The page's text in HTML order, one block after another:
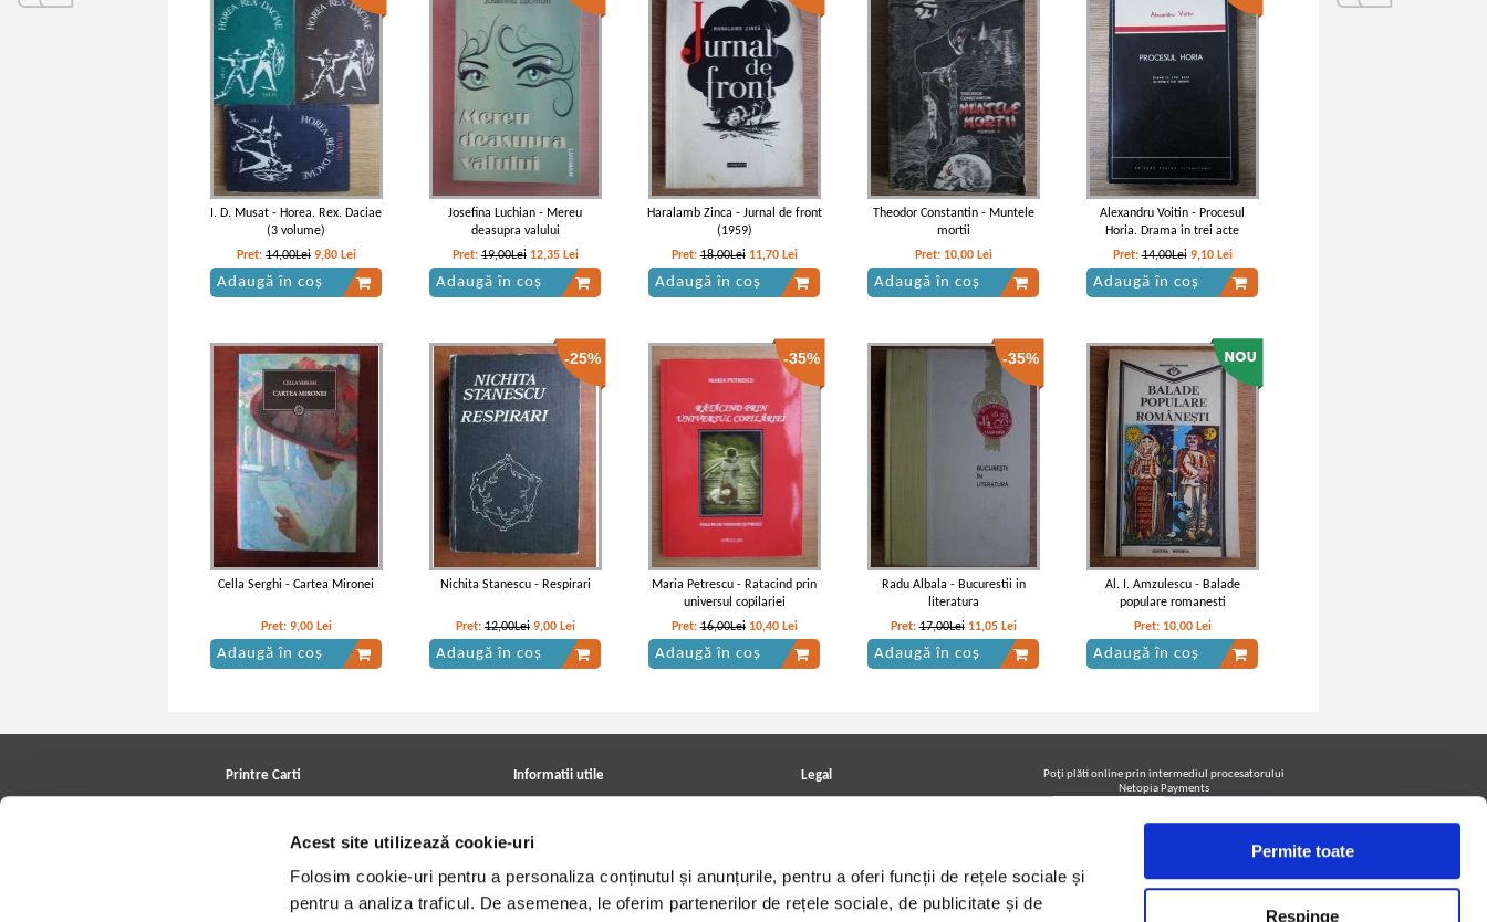
Acest site utilizează cookie-uri
Folosim cookie-uri pentru a personaliza conținutul și anunțurile, pentru a oferi funcții de rețele sociale și
pentru a analiza traficul. De asemenea, le oferim partenerilor de rețele sociale, de publicitate și de
Permite toate
Respinge
I. D. Musat - Horea. Rex. Daciae
(3 volume)
Pret: 14,00Lei 9,80 Lei
Adaugă în coș
Josefina Luchian - Mereu
deasupra valului
Pret:19,00Lei 12,35 Lei
Adaugă în coș
Haralamb Zinca - Jurnal de front
(1959)
Pret:18,00Lei 11,70 Lei
Adaugă în coș
Theodor Constantin - Muntele
mortii
Pret: 10,00 Lei
Adaugă în coș
Alexandru Voitin - Procesul
Horia. Drama in trei acte
Pret:14,00Lei 9,10 Lei
Adaugă în coș
Cella Serghi - Cartea Mironei
Pret: 9,00 Lei
Adaugă în coș
-25%
Nichita Stanescu - Respirari
Pret:12,00Lei 9,00 Lei
Adaugă în coș
-35%
Maria Petrescu - Ratacind prin
universul copilariei
Pret:16,00Lei 10,40 Lei
Adaugă în coș
-35%
Radu Albala - Bucurestii in
literatura
Pret:17,00Lei 11,05 Lei
Adaugă în coș
Al. I. Amzulescu - Balade
populare romanesti
Pret: 10,00 Lei
Adaugă în coș
Printre Carti
Cele mai căutate cărți
Blog Printre Carti
Informatii utile
Contact
Politica de livrare
Angajari - Cariere
Legal
Utilizare cookie-uri
Poţi plăti online prin intermediul procesatorului
Netopia Payments
Urmăreşte-ne pe facebook pentru a fi la curent cu
promoţiile PrintreCarti.ro